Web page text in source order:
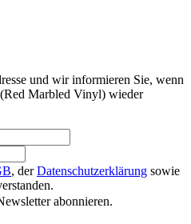
und wir informieren Sie, wenn
Marbled Vinyl) wieder
, derDatenschutzerklärung sowie
abonnieren.